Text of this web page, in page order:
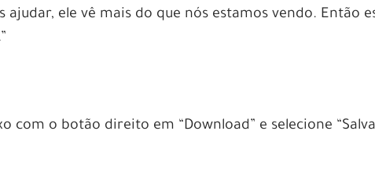
ele vê mais do que nós estamos vendo. Então
com o botão direito em “Download” e selecione